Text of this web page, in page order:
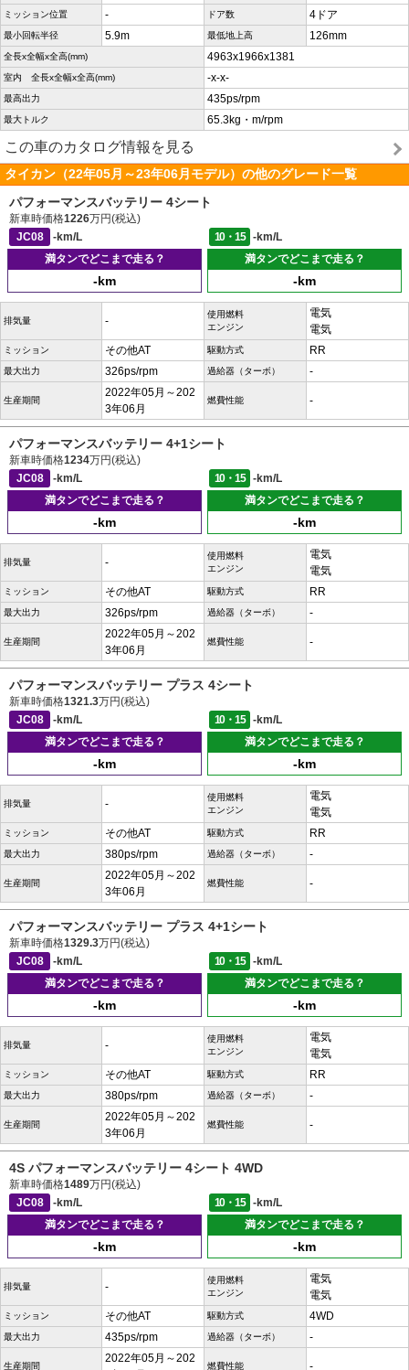
ミッション位置 - ドア数 4ドア
最小回転半径 5.9m 最低地上高 126mm
全長x全幅x全高(mm) 4963x1966x1381
室内 全長x全幅x全高(mm) -x-x-
最高出力 435ps/rpm
最大トルク 65.3kg・m/rpm
この車のカタログ情報を見る
タイカン（22年05月～23年06月モデル）の他のグレード一覧
パフォーマンスバッテリー 4シート
新車時価格1226万円(税込)
JC08
-km/L 10・15
-km/L
満タンでどこまで走る？
-km
満タンでどこまで走る？
-km
排気量 -
使用燃料
エンジン
電気
電気
ミッション その他AT 駆動方式 RR
最大出力 326ps/rpm 過給器（ターボ） -
生産期間
2022年05月～202
3年06月
燃費性能 -
パフォーマンスバッテリー 4+1シート
新車時価格1234万円(税込)
JC08
-km/L 10・15
-km/L
満タンでどこまで走る？
-km
満タンでどこまで走る？
-km
排気量 -
使用燃料
エンジン
電気
電気
ミッション その他AT 駆動方式 RR
最大出力 326ps/rpm 過給器（ターボ） -
生産期間
2022年05月～202
3年06月
燃費性能 -
パフォーマンスバッテリー プラス 4シート
新車時価格1321.3万円(税込)
JC08
-km/L 10・15
-km/L
満タンでどこまで走る？
-km
満タンでどこまで走る？
-km
排気量 -
使用燃料
エンジン
電気
電気
ミッション その他AT 駆動方式 RR
最大出力 380ps/rpm 過給器（ターボ） -
生産期間
2022年05月～202
3年06月
燃費性能 -
パフォーマンスバッテリー プラス 4+1シート
新車時価格1329.3万円(税込)
JC08
-km/L 10・15
-km/L
満タンでどこまで走る？
-km
満タンでどこまで走る？
-km
排気量 -
使用燃料
エンジン
電気
電気
ミッション その他AT 駆動方式 RR
最大出力 380ps/rpm 過給器（ターボ） -
生産期間
2022年05月～202
3年06月
燃費性能 -
4S パフォーマンスバッテリー 4シート 4WD
新車時価格1489万円(税込)
JC08
-km/L 10・15
-km/L
満タンでどこまで走る？
-km
満タンでどこまで走る？
-km
排気量 -
使用燃料
エンジン
電気
電気
ミッション その他AT 駆動方式 4WD
最大出力 435ps/rpm 過給器（ターボ） -
生産期間
2022年05月～202
燃費性能 -